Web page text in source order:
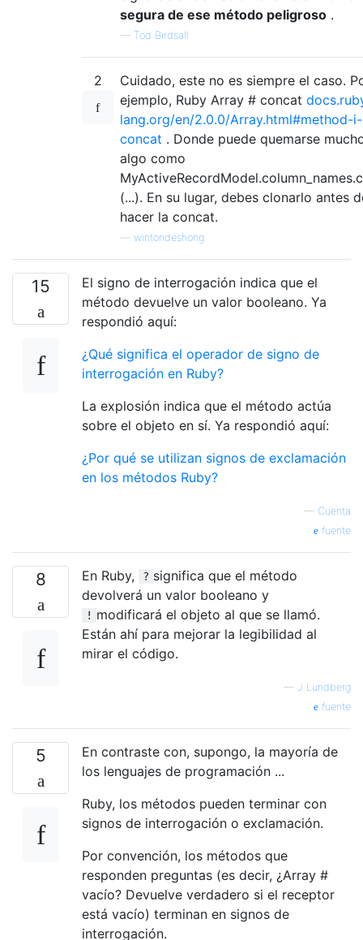
segura de ese método peligroso .
— Tod Birdsall
2
Cuidado, este no es siempre el caso.
ejemplo, Ruby Array # concat
lang.org/en/2.0.0/Array.html#method-i-
concat . Donde puede quemarse
algo como
(...). En su lugar, debes clonarlo antes
hacer la concat.
wintondeshong
15
El signo de interrogación indica que el
método devuelve un valor booleano. Ya
respondió aquí:
¿Qué significa el operador de signo de
interrogación en Ruby?
La explosión indica que el método actúa
sobre el objeto en sí. Ya respondió aquí:
¿Por qué se utilizan signos de exclamación
en los métodos Ruby?
— Cuenta
fuente
8 En Ruby, ? significa que el método
devolverá un valor booleano y
! modificará el objeto al que se llamó.
Están ahí para mejorar la legibilidad al
mirar el código.
— J Lundberg
fuente
5
En contraste con, supongo, la mayoría de
los lenguajes de programación ...
Ruby, los métodos pueden terminar con
signos de interrogación o exclamación.
Por convención, los métodos que
responden preguntas (es decir, ¿Array #
vacío? Devuelve verdadero si el receptor
está vacío) terminan en signos de
interrogación.